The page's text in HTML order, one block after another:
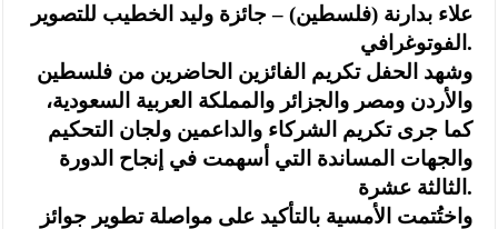
علاء بدارنة (فلسطين) – جائزة وليد الخطيب للتصوير
الفوتوغرافي.
وشهد الحفل تكريم الفائزين الحاضرين من فلسطين
والأردن ومصر والجزائر والمملكة العربية السعودية،
كما جرى تكريم الشركاء والداعمين ولجان التحكيم
والجهات المساندة التي أسهمت في إنجاح الدورة
الثالثة عشرة.
واختُتمت الأمسية بالتأكيد على مواصلة تطوير جوائز